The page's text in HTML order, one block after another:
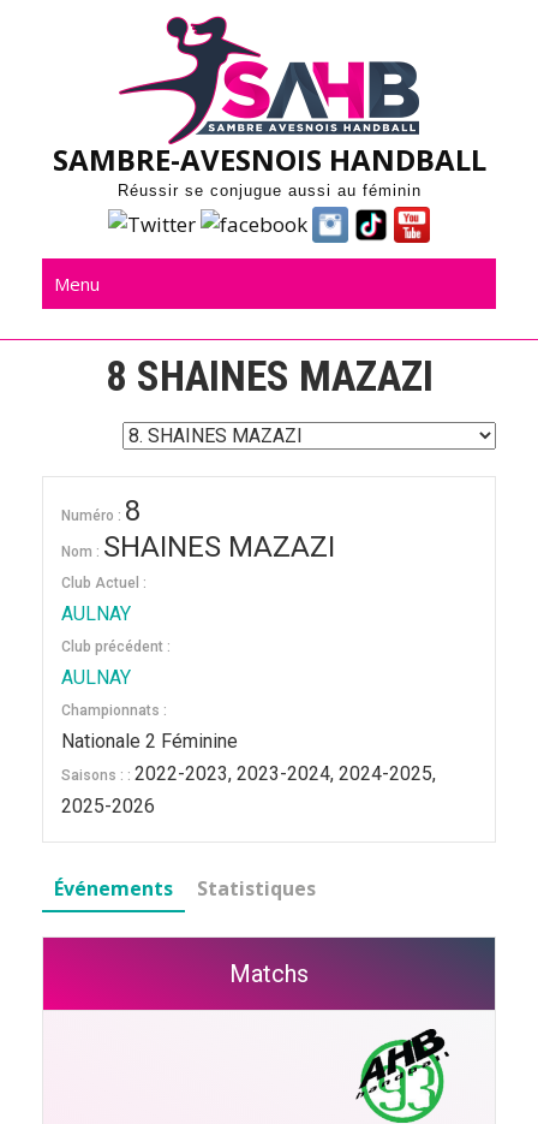
SAMBRE-AVESNOIS HANDBALL
Réussir se conjugue aussi au féminin
Menu
8 SHAINES MAZAZI
Numéro : 8
Nom : SHAINES MAZAZI
Club Actuel :
AULNAY
Club précédent :
AULNAY
Championnats :
Nationale 2 Féminine
Saisons : : 2022-2023, 2023-2024, 2024-2025,
2025-2026
Événements Statistiques
Matchs